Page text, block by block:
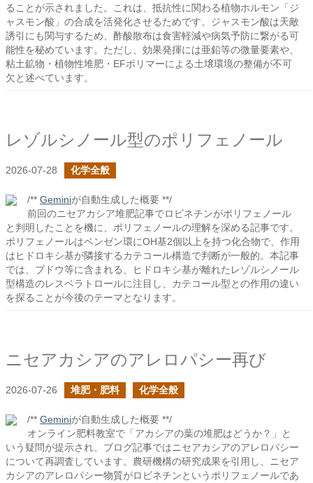
ることが示されました。これは、抵抗性に関わる植物ホルモン「ジ
ャスモン酸」の合成を活発化させるためです。ジャスモン酸は天敵
誘引にも関与するため、酢酸散布は食害軽減や病気予防に繋がる可
能性を秘めています。ただし、効果発揮には亜鉛等の微量要素や、
粘土鉱物・植物性堆肥・EFポリマーによる土壌環境の整備が不可
欠と述べています。
レゾルシノール型のポリフェノール
2026-07-28 化学全般
/** Geminiが自動生成した概要 **/
前回のニセアカシア堆肥記事でロビネチンがポリフェノール
と判明したことを機に、ポリフェノールの理解を深める記事です。
ポリフェノールはベンゼン環にOH基2個以上を持つ化合物で、作用
はヒドロキシ基が隣接するカテコール構造で判断が一般的。本記事
では、ブドウ等に含まれる、ヒドロキシ基が離れたレゾルシノール
型構造のレスベラトロールに注目し、カテコール型との作用の違い
を探ることが今後のテーマとなります。
ニセアカシアのアレロパシー再び
2026-07-26 堆肥・肥料 化学全般
/** Geminiが自動生成した概要 **/
オンライン肥料教室で「アカシアの葉の堆肥はどうか？」と
いう疑問が提示され、ブログ記事ではニセアカシアのアレロパシー
について再調査しています。農研機構の研究成果を引用し、ニセア
カシアのアレロパシー物質がロビネチンというポリフェノールであ